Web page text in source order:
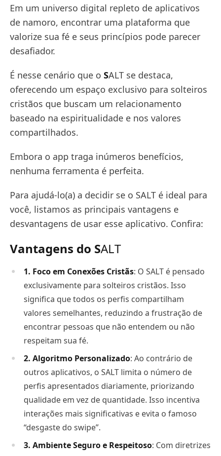
Em um universo digital repleto de aplicativos
de namoro, encontrar uma plataforma que
valorize sua fé e seus princípios pode parecer
desafiador.
É nesse cenário que o SALT se destaca,
oferecendo um espaço exclusivo para solteiros
cristãos que buscam um relacionamento
baseado na espiritualidade e nos valores
compartilhados.
Embora o app traga inúmeros benefícios,
nenhuma ferramenta é perfeita.
Para ajudá-lo(a) a decidir se o SALT é ideal para
você, listamos as principais vantagens e
desvantagens de usar esse aplicativo. Confira:
Vantagens do SALT
1. Foco em Conexões Cristãs: O SALT é pensado
exclusivamente para solteiros cristãos. Isso
significa que todos os perfis compartilham
valores semelhantes, reduzindo a frustração de
encontrar pessoas que não entendem ou não
respeitam sua fé.
2. Algoritmo Personalizado: Ao contrário de
outros aplicativos, o SALT limita o número de
perfis apresentados diariamente, priorizando
qualidade em vez de quantidade. Isso incentiva
interações mais significativas e evita o famoso
“desgaste do swipe”.
3. Ambiente Seguro e Respeitoso: Com diretrizes